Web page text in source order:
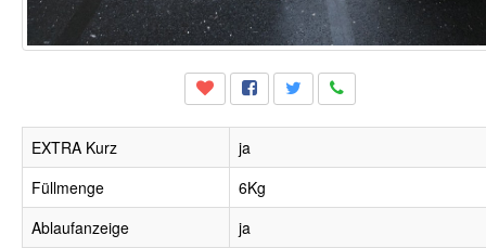
EXTRA Kurz
ja
Füllmenge
6Kg
Ablaufanzeige
ja